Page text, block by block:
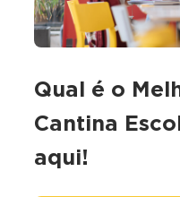
Qual é o
Cantina
aqui!